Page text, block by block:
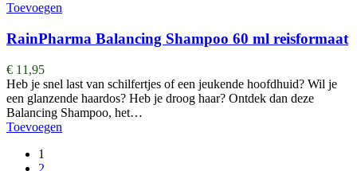
Toevoegen
RainPharma Balancing Shampoo 60 ml reisformaat
€ 11,95
Heb je snel last van schilfertjes of een jeukende hoofdhuid? Wil je
een glanzende haardos? Heb je droog haar? Ontdek dan deze
Balancing Shampoo, het…
Toevoegen
1
2